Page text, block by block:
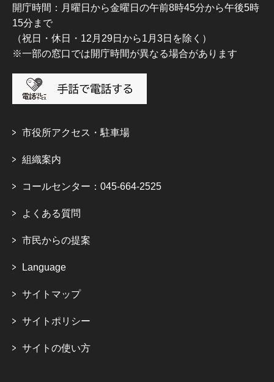
開庁時間：月曜日から金曜日の午前8時45分から午後5時
15分まで
（祝日・休日・12月29日から1月3日を除く）
※一部の窓口では開庁時間が異なる場合があります
市役所アクセス・駐車場
組織案内
コールセンター：045-664-2525
よくある質問
市民からの提案
Language
サイトマップ
サイトポリシー
サイトの使い方